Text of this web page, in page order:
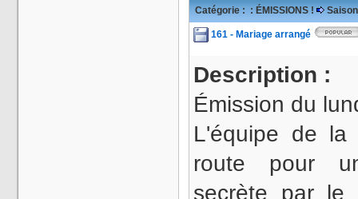
Catégorie : : ÉMISSIONS !
161 - Mariage arrangé
Description :
Émission du
L'équipe de la
route pour
secrète par le